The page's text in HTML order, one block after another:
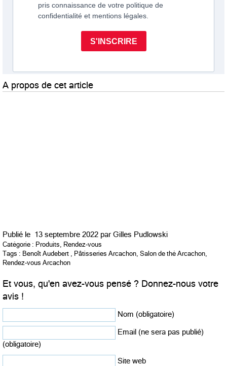
A propos de cet article
Publié le 13 septembre 2022 par Gilles Pudlowski
Catégorie : Produits, Rendez-vous
Tags : Benoît Audebert , Pâtisseries Arcachon, Salon de thé Arcachon,
Rendez-vous Arcachon
Et vous, qu'en avez-vous pensé ? Donnez-nous votre
avis !
Nom (obligatoire)
Email (ne sera pas publié)
(obligatoire)
Site web